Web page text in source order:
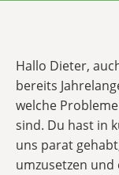
Hallo Dieter,
bereits
welche
sind. Du hast in
uns parat
umzusetzen und